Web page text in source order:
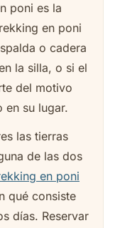
poni es la
en poni
o cadera
la silla, o si el
del motivo
su lugar.
las tierras
de las dos
en poni
qué consiste
días. Reservar